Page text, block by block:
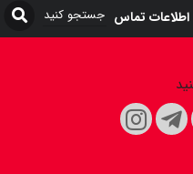
اطلاعات تماس